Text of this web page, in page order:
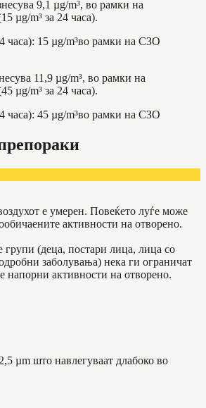
9,1 µg/m³, во рамки на
µg/m³ за 24 часа).
часа): 15 µg/m³во рамки на СЗО
11,9 µg/m³, во рамки на
µg/m³ за 24 часа).
часа): 45 µg/m³во рамки на СЗО
е умерен. Повеќето луѓе може
активности на отворено.
групи (деца, постари лица, лица со
заболувања) нека ги ограничат
напорни активности на отворено.
µm што навлегуваат длабоко во